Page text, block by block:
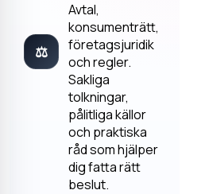
⚖
Avtal,
konsumenträtt,
företagsjuridik
och regler.
Sakliga
tolkningar,
pålitliga källor
och praktiska
råd som hjälper
dig fatta rätt
beslut.